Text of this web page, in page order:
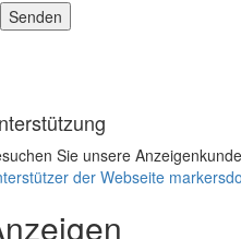
Sie unsere
der Webseite